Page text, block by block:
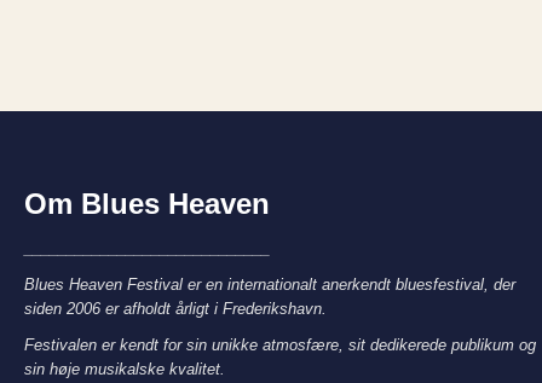
Om Blues Heaven
Blues Heaven Festival er en internationalt anerkendt bluesfestival, der
siden 2006 er afholdt årligt i Frederikshavn.
Festivalen er kendt for sin unikke atmosfære, sit dedikerede publikum og
sin høje musikalske kvalitet.